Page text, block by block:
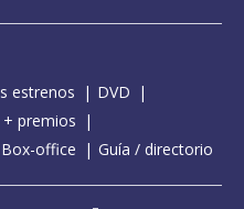
estrenos
DVD
+ premios
Box-office Guía / directorio